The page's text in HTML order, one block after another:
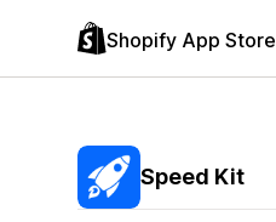
Shopify App Store
Speed Kit